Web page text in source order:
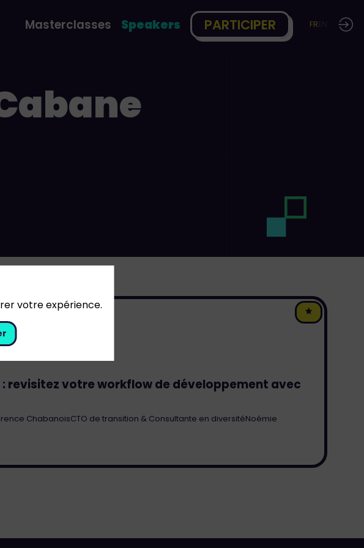
Masterclasses Speakers PARTICIPER FR
: revisitez votre workflow de développement avec
ChabanoisCTO de transition & Consultante en diversitéNoémie
votre expérience.